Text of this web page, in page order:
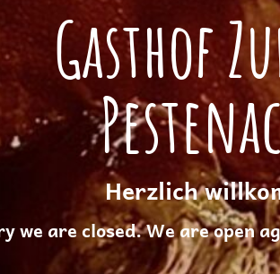
Gasthof
Herzlich
we are closed. We are open